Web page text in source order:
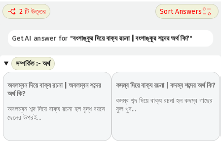
2 টি উত্তর
Get AI answer for "বংশাঙ্কুর দিয়ে বাক্য রচনা | বংশাঙ্কুর শব্দের অর্থ কি?"
সম্পর্কিত :- অর্থ
অবলম্বন দিয়ে বাক্য রচনা | অবলম্বন শব্দের
অর্থ কি?
অবলম্বন শব্দ দিয়ে বাক্য রচনা হল বৃদ্ধ বয়সে
ছেলের উপরই...
কদম্ব দিয়ে বাক্য রচনা | কদম্ব শব্দের অর্থ কি?
কদম্ব শব্দ দিয়ে বাক্য রচনা হল কদম্ব গাছের
ফুল খুব...